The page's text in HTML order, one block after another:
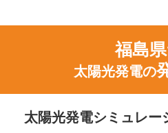
福島県
太陽光発電の
太陽光発電シミュレー